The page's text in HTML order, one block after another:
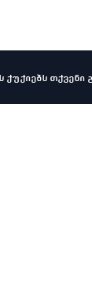
ქუქიებს